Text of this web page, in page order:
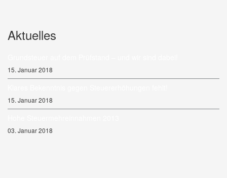
Aktuelles
15. Januar 2018
15. Januar 2018
03. Januar 2018